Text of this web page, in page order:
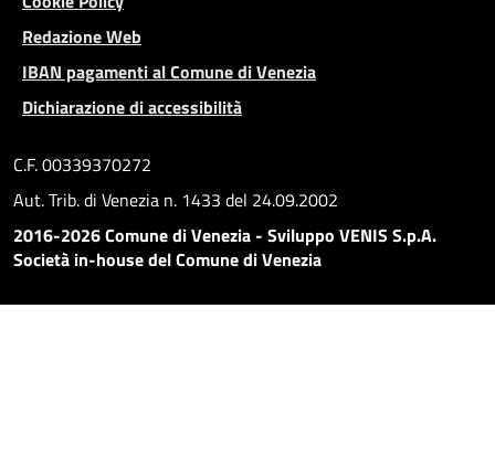
Redazione Web
IBAN pagamenti al Comune di Venezia
Dichiarazione di accessibilità
C.F. 00339370272
Aut. Trib. di Venezia n. 1433 del 24.09.2002
2016-2026 Comune di Venezia - Sviluppo VENIS S.p.A.
Società in-house del Comune di Venezia